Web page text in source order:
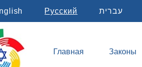
Русский עברית
Главная Законы